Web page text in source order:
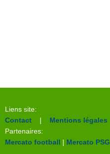
Liens site:
Contact | Mentions légales
Partenaires:
Mercato football | Mercato PSG